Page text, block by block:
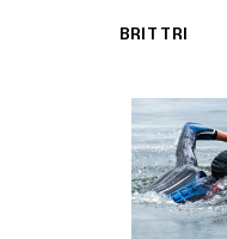
BRIT TRI